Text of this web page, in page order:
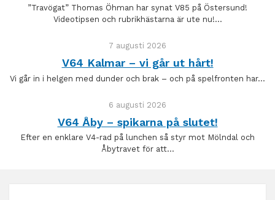
”Travögat” Thomas Öhman har synat V85 på Östersund!
Videotipsen och rubrikhästarna är ute nu!…
7 augusti 2026
V64 Kalmar – vi går ut hårt!
Vi går in i helgen med dunder och brak – och på spelfronten har…
6 augusti 2026
V64 Åby – spikarna på slutet!
Efter en enklare V4-rad på lunchen så styr mot Mölndal och
Åbytravet för att…